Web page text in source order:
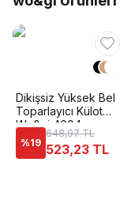
Dikişsiz Yüksek Bel
Toparlayıcı Külot
Wo&gi 4004
%19
648,97 TL
523,23 TL